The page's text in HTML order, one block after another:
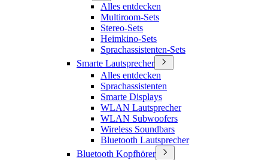
Alles entdecken
Multiroom-Sets
Stereo-Sets
Heimkino-Sets
Sprachassistenten-Sets
Smarte Lautsprecher
Alles entdecken
Sprachassistenten
Smarte Displays
WLAN Lautsprecher
WLAN Subwoofers
Wireless Soundbars
Bluetooth Lautsprecher
Bluetooth Kopfhörer